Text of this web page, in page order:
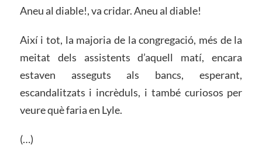
Aneu al diable!, va cridar. Aneu al diable!
Així i tot, la majoria de la congregació, més de la
meitat dels assistents d’aquell matí, encara
estaven asseguts als bancs, esperant,
escandalitzats i incrèduls, i també curiosos per
veure què faria en Lyle.
(…)